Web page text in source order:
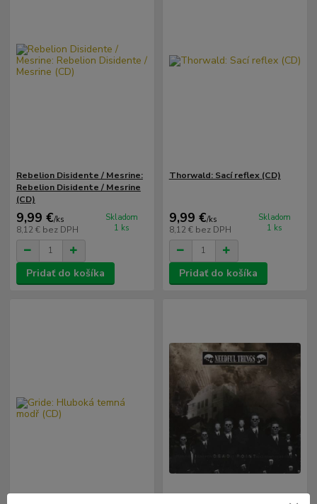
Rebelion Disidente / Mesrine:
Rebelion Disidente / Mesrine
(CD)
9,99 €/ks
8,12 € bez DPH
Skladom
1 ks
Pridať do košíka
Thorwald: Sací reflex (CD)
9,99 €/ks
8,12 € bez DPH
Skladom
1 ks
Pridať do košíka